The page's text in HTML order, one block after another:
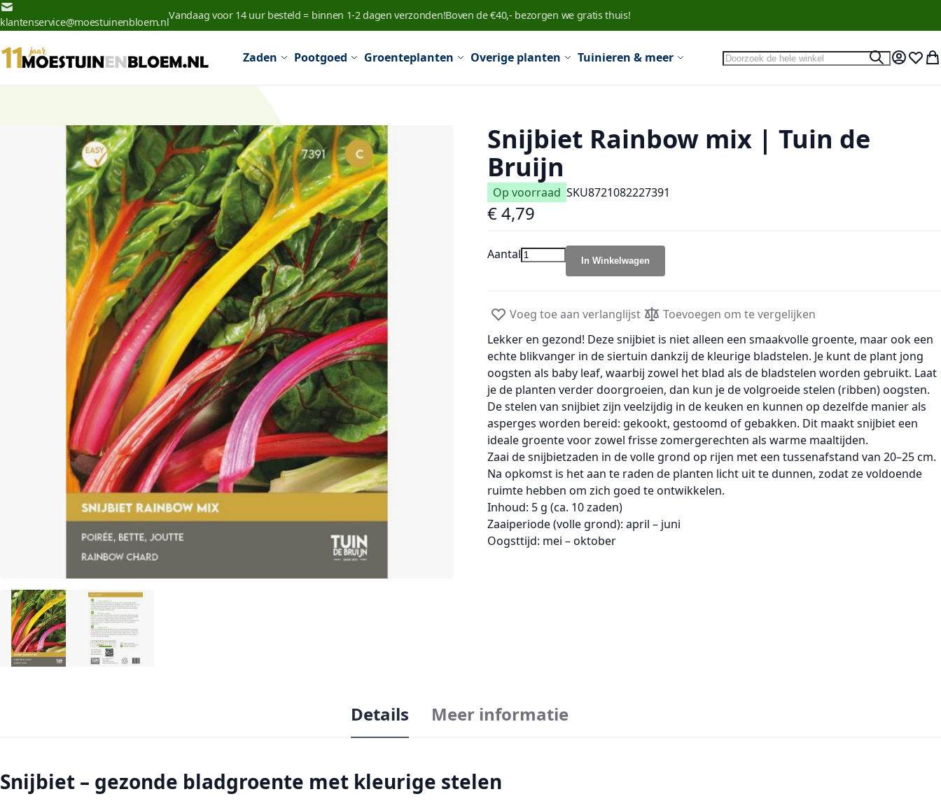
Ga naar de inhoud
klantenservice@moestuinenbloem.nl
Vandaag voor 14 uur besteld = binnen 1-2 dagen verzonden!Boven de €40,- bezorgen we gratis thuis!
Zaden Pootgoed Groenteplanten Overige planten Tuinieren & meer Search
Search
Account
Snijbiet Rainbow mix | Tuin de
Bruijn
Op voorraad SKU8721082227391
€ 4,79
Aantal In Winkelwagen
Voeg toe aan verlanglijst
Toevoegen om te vergelijken
Lekker en gezond! Dezesnijbiet is niet alleen een smaakvolle groente, maar ook een
echte blikvanger in desiertuin dankzij de kleurige bladstelen. Je kunt de plant jong
oogsten als baby leaf, waarbij zowel het blad als de bladstelen worden gebruikt. Laat
je de planten verder doorgroeien, dan kun je devolgroeide stelen (ribben)oogsten.
De stelen van snijbiet zijn veelzijdig in de keuken en kunnen op dezelfde manier als
asperges worden bereid: gekookt, gestoomd of gebakken. Dit maakt snijbiet een
ideale groente voor zowel frisse zomergerechten als warme maaltijden.
Zaai desnijbietzaden in de volle grond op rijen met een tussenafstand van 20–25 cm.
Na opkomst is het aan te raden de planten licht uit te dunnen, zodat ze voldoende
ruimte hebben om zich goed te ontwikkelen.
Inhoud: 5 g (ca. 10 zaden)
Zaaiperiode (volle grond): april – juni
Oogsttijd: mei – oktober
Details
Snijbiet – gezonde bladgroente met kleurige stelen
Meer informatie